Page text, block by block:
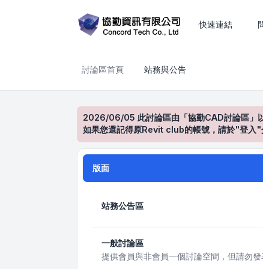
快速連結
討論區首頁 站務與公告
2026/06/05 此討論區由「協勤CAD討論區」
如果您還記得原Revit club的帳號，請於"登入"
版面
站務公告區
一般討論區
提供會員與非會員一個討論空間，但請勿